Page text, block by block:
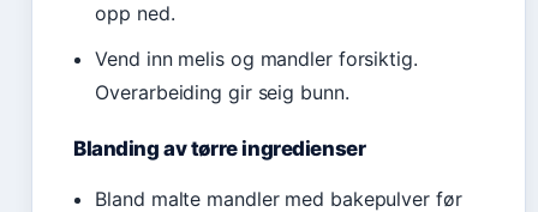
opp ned.
Vend inn melis og mandler forsiktig.
Overarbeiding gir seig bunn.
Blanding av tørre ingredienser
Bland malte mandler med bakepulver før